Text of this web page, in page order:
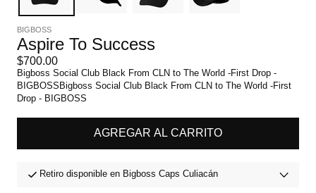
BIGBOSS
Aspire To Success
Precio
de
venta
$700.00
Bigboss Social Club Black From CLN to The World -First Drop -
BIGBOSSBigboss Social Club Black From CLN to The World -First
Drop - BIGBOSS
Retiro disponible en Bigboss Caps Culiacán
AGREGAR AL CARRITO